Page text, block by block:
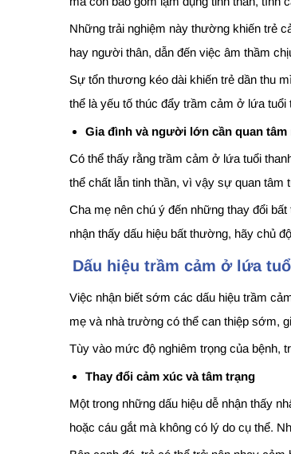
Những trải nghiệm này thường khiến trẻ
hay người thân, dẫn đến việc âm thầm
Sự tổn thương kéo dài khiến trẻ dần thu
thể là yếu tố thúc đẩy trầm cảm ở lứa tuổi
Gia đình và người lớn cần quan tâm
Có thể thấy rằng trầm cảm ở lứa tuổi
thể chất lẫn tinh thần, vì vậy sự quan tâm
Cha mẹ nên chú ý đến những thay đổi
nhận thấy dấu hiệu bất thường, hãy chủ
Dấu hiệu trầm cảm ở lứa
Việc nhận biết sớm các dấu hiệu trầm
mẹ và nhà trường có thể can thiệp sớm,
Tùy vào mức độ nghiêm trọng của bệnh,
Thay đổi cảm xúc và tâm trạng
Một trong những dấu hiệu dễ nhận thấy
hoặc cáu gắt mà không có lý do cụ thể.